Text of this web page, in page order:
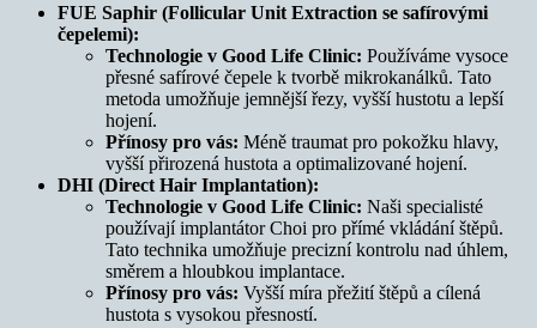
FUE Saphir (Follicular Unit Extraction se safírovými
čepelemi):
Technologie v Good Life Clinic: Používáme vysoce
přesné safírové čepele k tvorbě mikrokanálků. Tato
metoda umožňuje jemnější řezy, vyšší hustotu a lepší
hojení.
Přínosy pro vás: Méně traumat pro pokožku hlavy,
vyšší přirozená hustota a optimalizované hojení.
DHI (Direct Hair Implantation):
Technologie v Good Life Clinic: Naši specialisté
používají implantátor Choi pro přímé vkládání štěpů.
Tato technika umožňuje precizní kontrolu nad úhlem,
směrem a hloubkou implantace.
Přínosy pro vás: Vyšší míra přežití štěpů a cílená
hustota s vysokou přesností.